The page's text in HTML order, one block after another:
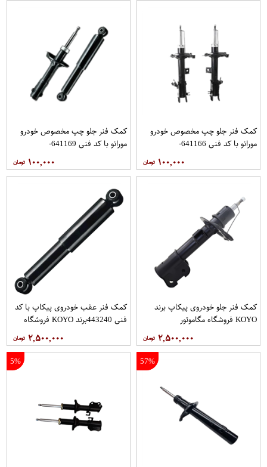
کمک فنر جلو چپ مخصوص خودرو
مورانو با کد فنی 641166-
E430311AA1B برند JPC مدل 2010
فروشگاه مگاموتور
۱۰۰,۰۰۰
کمک فنر جلو چپ مخصوص خودرو
مورانو با کد فنی 641169-
54303CA125 برند JPC مدل 2008
فروشگاه مگاموتور
۱۰۰,۰۰۰
کمک فنر جلو خودروی پیکاپ برند
KOYO فروشگاه مگاموتور
۲,۵۰۰,۰۰۰
کمک فنر عقب خودروی پیکاپ با کد
فنی 443240برند KOYO فروشگاه
۲,۵۰۰,۰۰۰
57%
5%